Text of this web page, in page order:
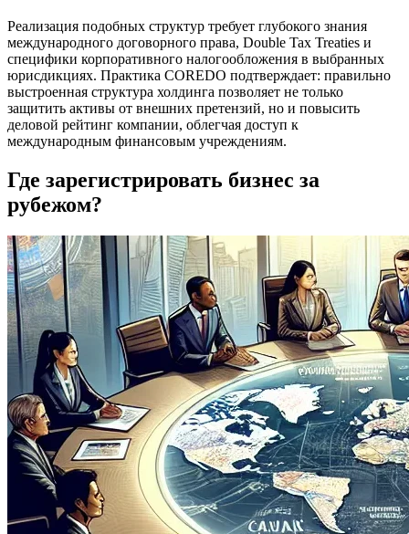
Реализация подобных структур требует глубокого знания
международного договорного права, Double Tax Treaties и
специфики корпоративного налогообложения в выбранных
юрисдикциях. Практика COREDO подтверждает: правильно
выстроенная структура холдинга позволяет не только
защитить активы от внешних претензий, но и повысить
деловой рейтинг компании, облегчая доступ к
международным финансовым учреждениям.
Где зарегистрировать бизнес за
рубежом?